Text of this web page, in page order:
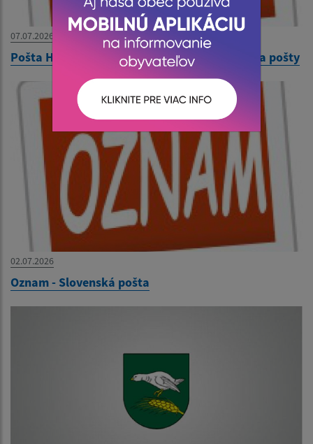
07.07.2026
Pošta Hraň - oznámenie dočasného zatvorenia pošty
02.07.2026
Oznam - Slovenská pošta